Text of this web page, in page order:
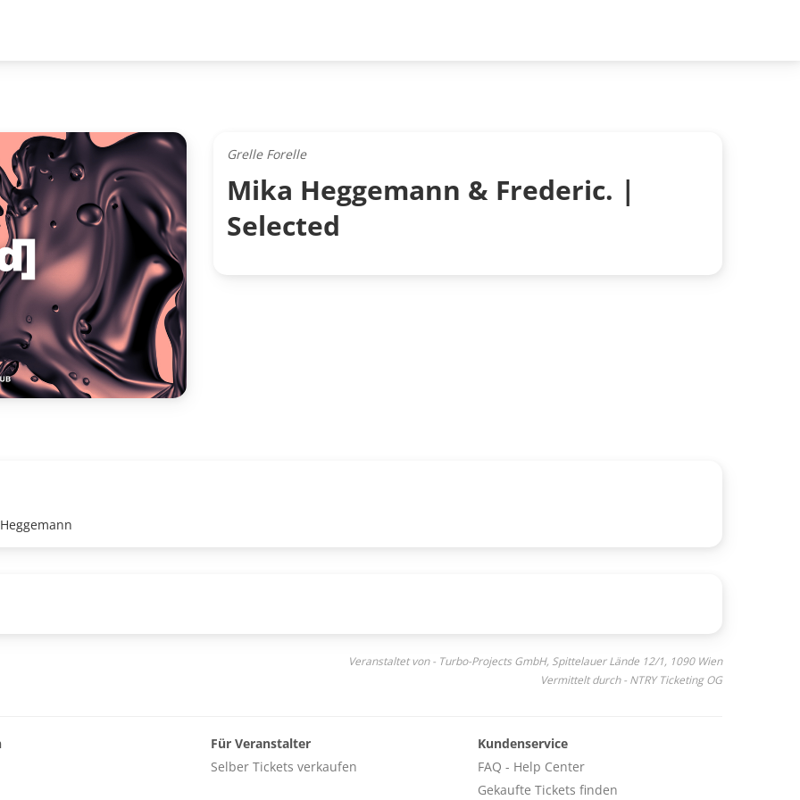
Grelle Forelle
Mika Heggemann & Frederic. |
Selected
Veranstaltet von - Turbo-Projects GmbH, Spittelauer Lände 12/1, 1090 Wien
Vermittelt durch - NTRY Ticketing OG
Für Veranstalter
Selber Tickets verkaufen
Kundenservice
FAQ - Help Center
Gekaufte Tickets finden